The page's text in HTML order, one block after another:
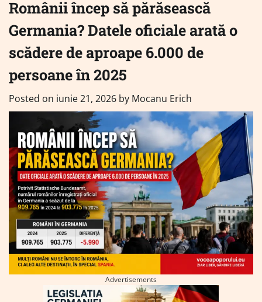
Românii încep să părăsească
Germania? Datele oficiale arată o
scădere de aproape 6.000 de
persoane în 2025
Posted on iunie 21, 2026 by Mocanu Erich
Advertisements